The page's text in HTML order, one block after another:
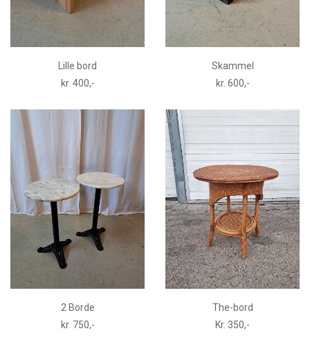
Lille bord
kr. 400,-
Skammel
kr. 600,-
2 Borde
kr. 750,-
The-bord
Kr. 350,-